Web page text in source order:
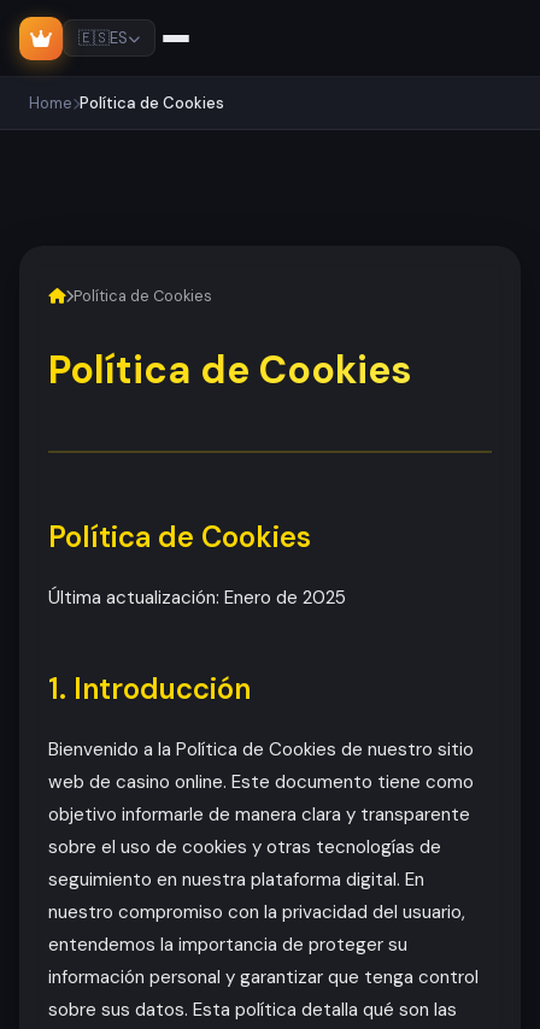
🇪🇸ES
Home Política de Cookies
Política de Cookies
Política de Cookies
Política de Cookies
Última actualización: Enero de 2025
1. Introducción
Bienvenido a la Política de Cookies de nuestro sitio
web de casino online. Este documento tiene como
objetivo informarle de manera clara y transparente
sobre el uso de cookies y otras tecnologías de
seguimiento en nuestra plataforma digital. En
nuestro compromiso con la privacidad del usuario,
entendemos la importancia de proteger su
información personal y garantizar que tenga control
sobre sus datos. Esta política detalla qué son las